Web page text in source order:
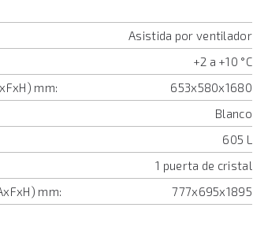
Asistida por ventilador
+2 a +10 °C
mm:
653x580x1680
Blanco
605 L
1 puerta de cristal
mm:
777x695x1895